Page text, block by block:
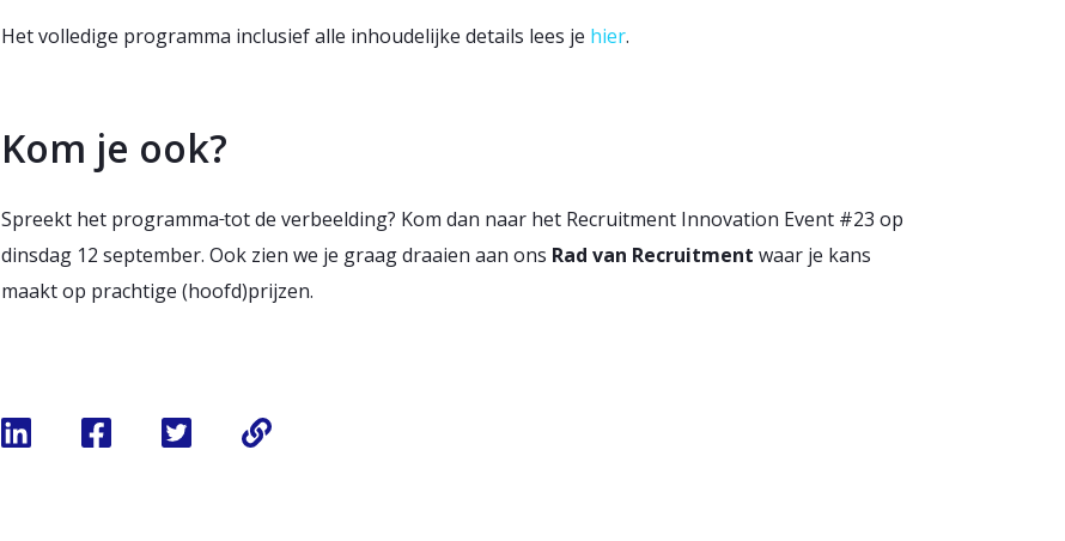
Het volledige programma inclusief alle inhoudelijke details lees je hier.
Kom je ook?
Spreekt het programmatot de verbeelding? Kom dan naar het Recruitment Innovation Event #23 op
dinsdag 12 september. Ook zien we je graag draaien aan ons Rad van Recruitment waar je kans
maakt op prachtige (hoofd)prijzen.